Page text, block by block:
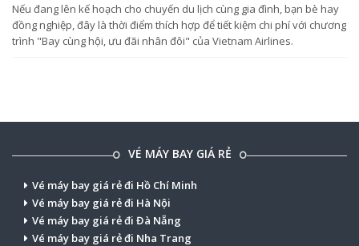
Nếu đang lên kế hoạch cho chuyến du lịch cùng gia đình, bạn bè hay
đồng nghiệp, đây là thời điểm thích hợp để tiết kiệm chi phí với chương
trình "Bay cùng hội, ưu đãi nhân đôi" của Vietnam Airlines.
VÉ MÁY BAY GIÁ RẺ
Vé máy bay giá rẻ đi Hồ Chí Minh
Vé máy bay giá rẻ đi Hà Nội
Vé máy bay giá rẻ đi Đà Nẵng
Vé máy bay giá rẻ đi Nha Trang